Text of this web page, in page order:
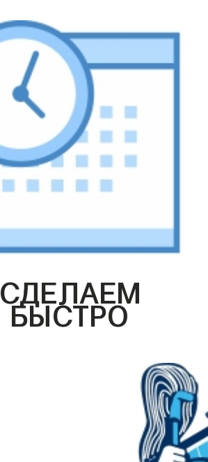
СДЕЛАЕМ
БЫСТРО